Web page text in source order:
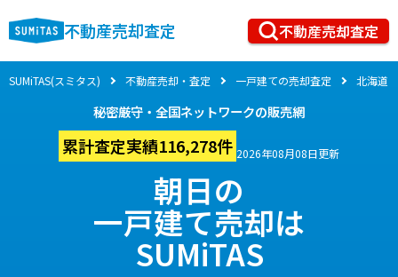
不動産売却査定 不動産売却査定
SUMiTAS(スミタス) 不動産売却・査定 一戸建ての売却査定 北海道
秘密厳守・全国ネットワークの販売網
累計査定実績116,278件 2026年08月08日更新
朝日の
一戸建て売却は
SUMiTAS